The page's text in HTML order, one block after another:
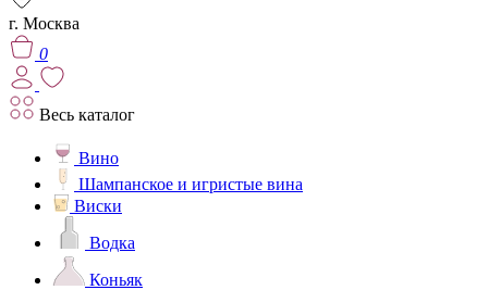
г. Москва
0
Весь каталог
Вино
Шампанское и игристые вина
Виски
Водка
Коньяк